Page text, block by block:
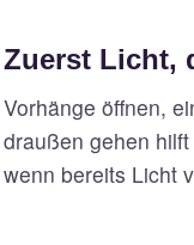
Zuerst Licht,
Vorhänge öffnen,
draußen gehen
wenn bereits Licht